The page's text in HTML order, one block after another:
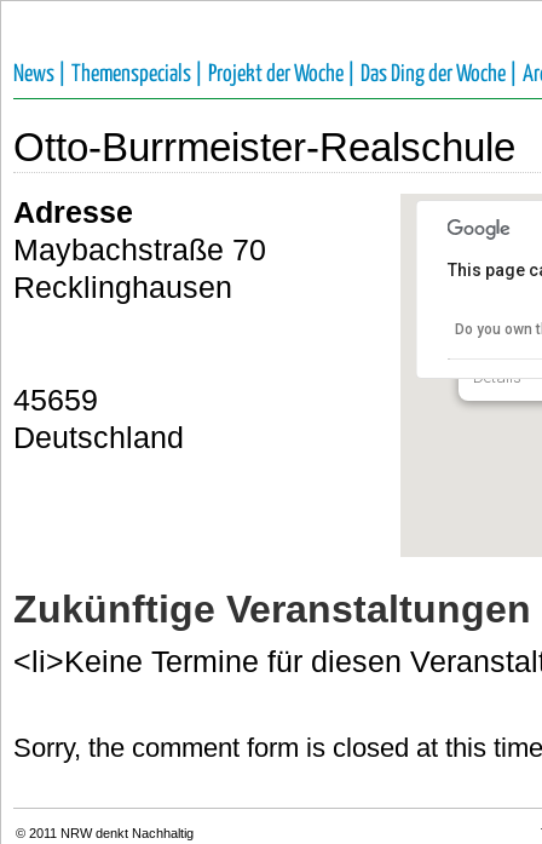
News | Themenspecials | Projekt der Woche | Das Ding der Woche |
Otto-Burrmeister-Realschule
Details
This page
Do you own
Adresse
Maybachstraße 70
Recklinghausen
45659
Deutschland
Zukünftige Veranstaltungen
<li>Keine Termine für diesen
Sorry, the comment form is closed at this
© 2011 NRW denkt Nachhaltig